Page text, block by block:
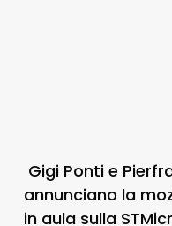
Gigi Ponti e
annunciano la
in aula sulla